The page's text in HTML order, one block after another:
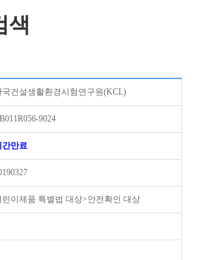
색
국건설생활환경시험연구원(KCL)
9024
간만료
린이제품 특별법 대상>안전확인 대상